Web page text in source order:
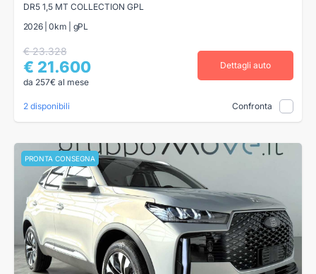
DR5 1,5 MT COLLECTION GPL
2026 | 0km | gPL
€ 23.328
€ 21.600
da 257€ al mese
Dettagli auto
2 disponibili Confronta
PRONTA CONSEGNA